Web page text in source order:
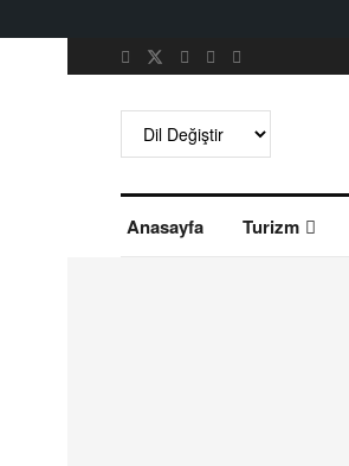
Anasayfa Turizm